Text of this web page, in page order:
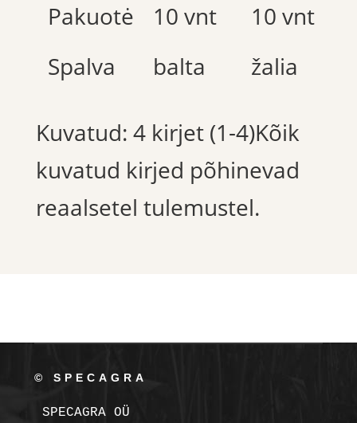
Pakuotė 10 vnt
10 vnt
Spalva
balta žalia
Kuvatud: 4 kirjet (1-4)Kõik
kuvatud kirjed põhinevad
reaalsetel tulemustel.
© SPECAGRA
SPECAGRA OÜ